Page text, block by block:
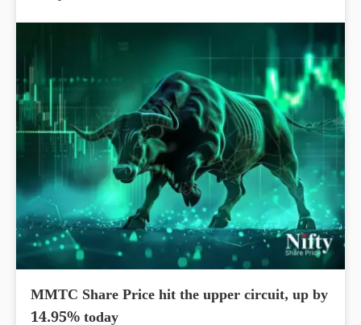
MMTC Share Price hit the upper circuit, up by
14.95% today